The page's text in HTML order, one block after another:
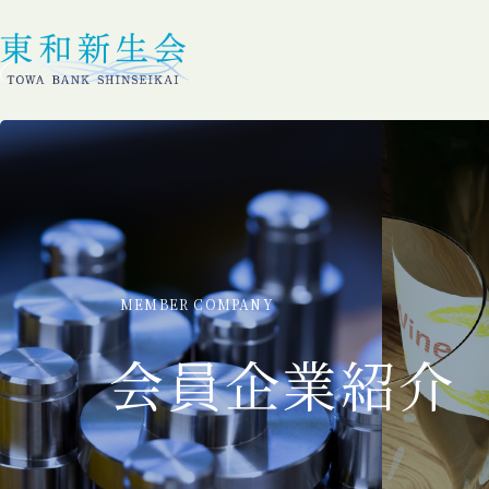
MEMBER COMPANY
会員企業紹介